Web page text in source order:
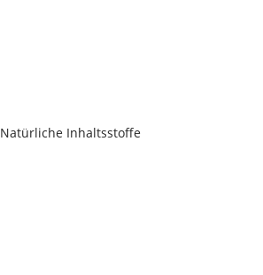
Natürliche Inhaltsstoffe